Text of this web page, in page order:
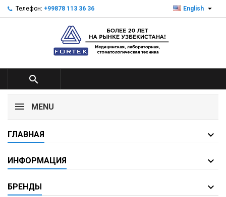
Телефон: +99878 113 36 36 English 

MENU
ГЛАВНАЯ
ИНФОРМАЦИЯ
БРЕНДЫ